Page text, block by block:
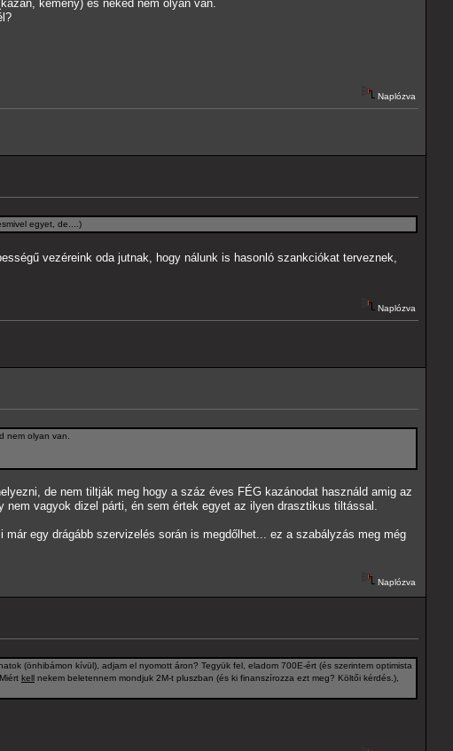
kémény) és neked nem olyan van.
Naplózva
egyet, de....)
vezéreink oda jutnak, hogy nálunk is hasonló szankciókat terveznek,
Naplózva
nem olyan van.
de nem tiltják meg hogy a száz éves FÉG kazánodat használd amig az
vagyok dizel párti, én sem értek egyet az ilyen drasztikus tiltással.
egy drágább szervizelés során is megdőlhet... ez a szabályzás meg még
Naplózva
(önhibámon kívül), adjam el nyomott áron? Tegyük fel, eladom 700E-ért (és szerintem optimista
kell nekem beletennem mondjuk 2M-t pluszban (és ki finanszírozza ezt meg? Költői kérdés.),